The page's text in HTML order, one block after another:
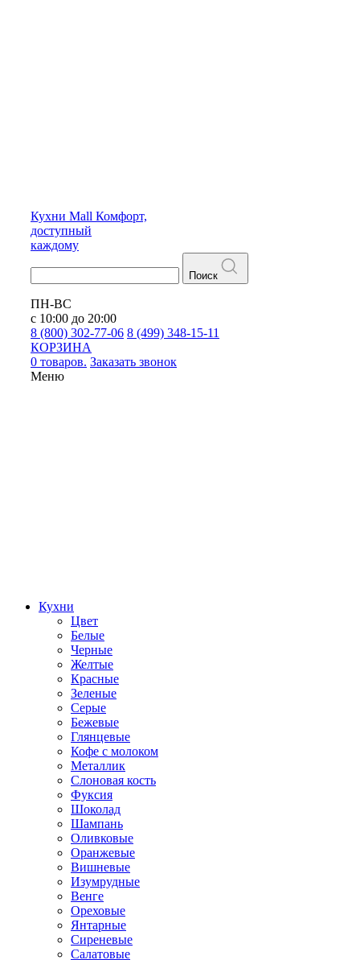
Кухни Mall Комфорт,
доступный
каждому
Поиск
ПН-ВС
с 10:00 до 20:00
8 (800) 302-77-06 8 (499) 348-15-11
КОРЗИНА
0 товаров. Заказать звонок
Меню
Кухни
Цвет
Белые
Черные
Желтые
Красные
Зеленые
Серые
Бежевые
Глянцевые
Кофе с молоком
Металлик
Слоновая кость
Фуксия
Шоколад
Шампань
Оливковые
Оранжевые
Вишневые
Изумрудные
Венге
Ореховые
Янтарные
Сиреневые
Салатовые